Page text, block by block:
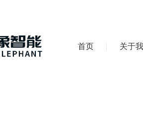
首页 关于